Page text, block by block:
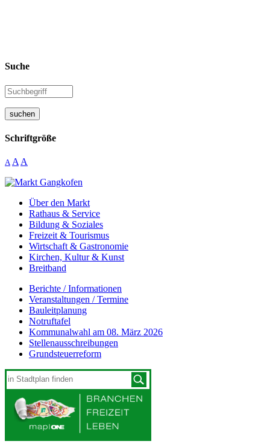
Suche
suchen
Schriftgröße
A A A
Über den Markt
Rathaus & Service
Bildung & Soziales
Freizeit & Tourismus
Wirtschaft & Gastronomie
Kirchen, Kultur & Kunst
Breitband
Berichte / Informationen
Veranstaltungen / Termine
Bauleitplanung
Notruftafel
Kommunalwahl am 08. März 2026
Stellenausschreibungen
Grundsteuerreform